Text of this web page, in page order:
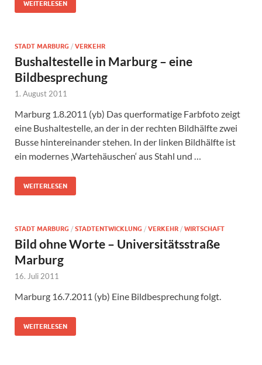
WEITERLESEN
STADT MARBURG / VERKEHR
Bushaltestelle in Marburg – eine
Bildbesprechung
1. August 2011
Marburg 1.8.2011 (yb) Das querformatige Farbfoto zeigt
eine Bushaltestelle, an der in der rechten Bildhälfte zwei
Busse hintereinander stehen. In der linken Bildhälfte ist
ein modernes ‚Wartehäuschen‘ aus Stahl und …
WEITERLESEN
STADT MARBURG / STADTENTWICKLUNG / VERKEHR / WIRTSCHAFT
Bild ohne Worte – Universitätsstraße
Marburg
16. Juli 2011
Marburg 16.7.2011 (yb) Eine Bildbesprechung folgt.
WEITERLESEN